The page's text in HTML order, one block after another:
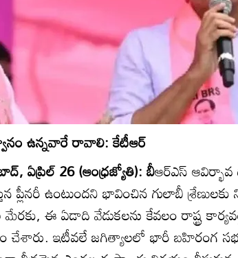
ఉన్నవారే రావాలి: కేటీఆర్‌
ఏప్రిల్‌ 26 (ఆంధ్రజ్యోతి): బీఆర్‌ఎస్‌ ఆవిర్భావ
ప్లీనరీ ఉంటుందని భావించిన గులాబీ
ఈ ఏడాది వేడుకలను కేవలం రాష్ట్ర
చేశారు. ఇటీవలే జగిత్యాలలో భారీ బహిరంగ